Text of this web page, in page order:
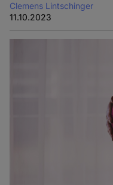
Clemens Lintschinger
11.10.2023